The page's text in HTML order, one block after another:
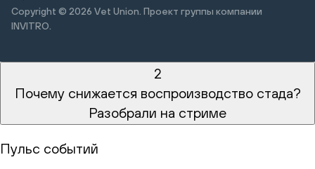
Copyright © 2026 Vet Union. Проект группы компании
INVITRO.
2
Почему снижается воспроизводство стада?
Разобрали на стриме
Пульс событий